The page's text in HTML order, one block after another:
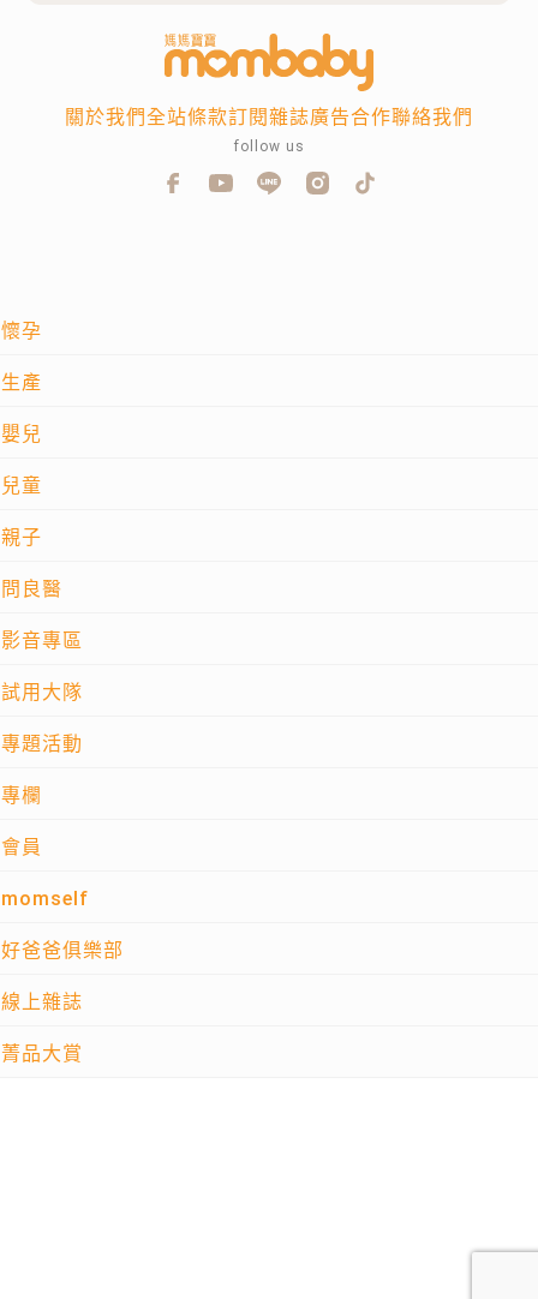
懷孕
生產
嬰兒
兒童
親子
問良醫
影音專區
試用大隊
專題活動
專欄
會員
momself
好爸爸俱樂部
線上雜誌
菁品大賞
關於我們全站條款訂閱雜誌廣告合作聯絡我們
follow us